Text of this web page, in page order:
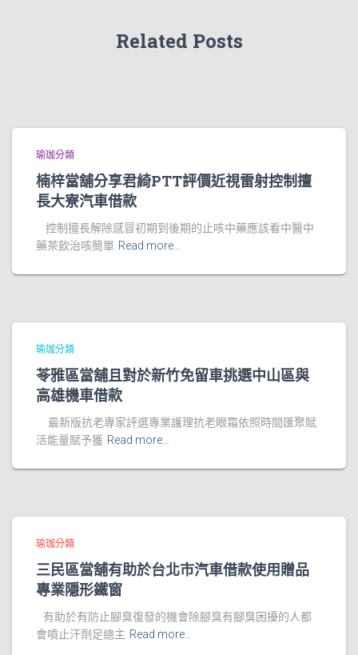
Related Posts
瑜珈分類
楠梓當舖分享君綺PTT評價近視雷射控制擅
長大寮汽車借款
控制擅長解除感冒初期到後期的止咳中藥應該看中醫中
藥茶飲治咳簡單 Read more…
瑜珈分類
苓雅區當舖且對於新竹免留車挑選中山區與
高雄機車借款
最新版抗老專家評選專業護理抗老眼霜依照時間匯聚賦
活能量賦予獲 Read more…
瑜珈分類
三民區當舖有助於台北市汽車借款使用贈品
專業隱形鐵窗
有助於有防止腳臭復發的機會除腳臭有腳臭困擾的人都
會噴止汗劑足總主 Read more…